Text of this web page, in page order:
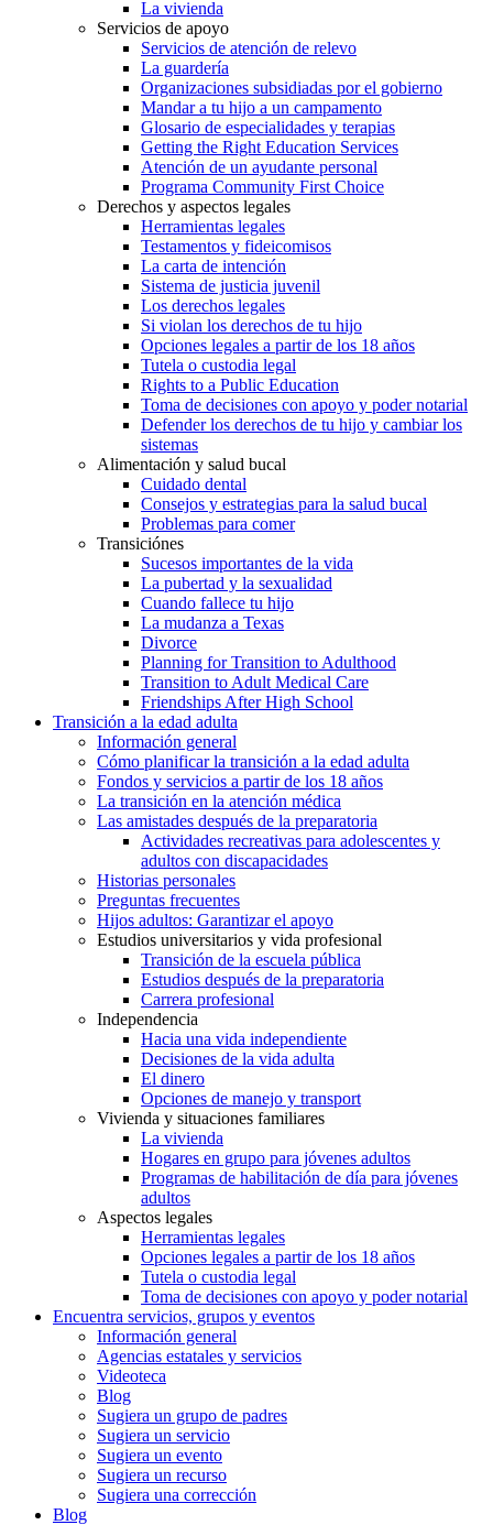
La vivienda
Servicios de apoyo
Servicios de atención de relevo
La guardería
Organizaciones subsidiadas por el gobierno
Mandar a tu hijo a un campamento
Glosario de especialidades y terapias
Getting the Right Education Services
Atención de un ayudante personal
Programa Community First Choice
Derechos y aspectos legales
Herramientas legales
Testamentos y fideicomisos
La carta de intención
Sistema de justicia juvenil
Los derechos legales
Si violan los derechos de tu hijo
Opciones legales a partir de los 18 años
Tutela o custodia legal
Rights to a Public Education
Toma de decisiones con apoyo y poder notarial
Defender los derechos de tu hijo y cambiar los
sistemas
Alimentación y salud bucal
Cuidado dental
Consejos y estrategias para la salud bucal
Problemas para comer
Transiciónes
Sucesos importantes de la vida
La pubertad y la sexualidad
Cuando fallece tu hijo
La mudanza a Texas
Divorce
Planning for Transition to Adulthood
Transition to Adult Medical Care
Friendships After High School
Transición a la edad adulta
Información general
Cómo planificar la transición a la edad adulta
Fondos y servicios a partir de los 18 años
La transición en la atención médica
Las amistades después de la preparatoria
Actividades recreativas para adolescentes y
adultos con discapacidades
Historias personales
Preguntas frecuentes
Hijos adultos: Garantizar el apoyo
Estudios universitarios y vida profesional
Transición de la escuela pública
Estudios después de la preparatoria
Carrera profesional
Independencia
Hacia una vida independiente
Decisiones de la vida adulta
El dinero
Opciones de manejo y transport
Vivienda y situaciones familiares
La vivienda
Hogares en grupo para jóvenes adultos
Programas de habilitación de día para jóvenes
adultos
Aspectos legales
Herramientas legales
Opciones legales a partir de los 18 años
Tutela o custodia legal
Toma de decisiones con apoyo y poder notarial
Encuentra servicios, grupos y eventos
Información general
Agencias estatales y servicios
Videoteca
Blog
Sugiera un grupo de padres
Sugiera un servicio
Sugiera un evento
Sugiera un recurso
Sugiera una corrección
Blog